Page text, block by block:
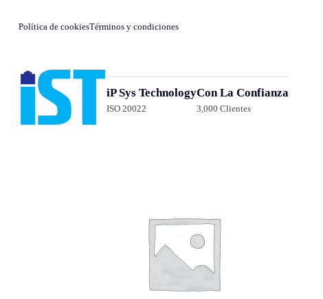
Política de cookiesTérminos y condiciones
iP Sys Technology
ISO 20022
Con La Confianza
3,000 Clientes